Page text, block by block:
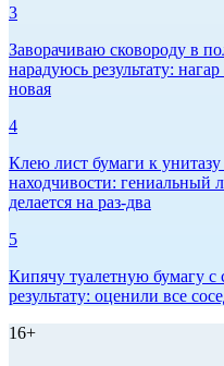
3
Заворачиваю сковороду в
нарадуюсь результату:
новая
4
Клею лист бумаги к
находчивости: гениальный
делается на раз-два
5
Кипячу туалетную бумагу с
результату: оценили все
16+